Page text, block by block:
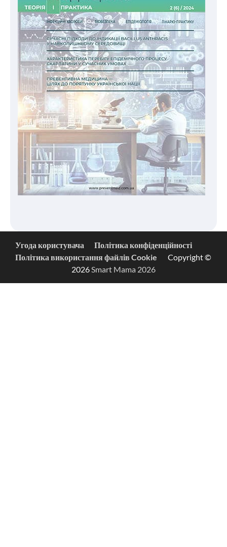
Угода користувача
Політика конфіденційності
Політика використання файлів Cookie
Copyright ©
2026Smart Mama 2026